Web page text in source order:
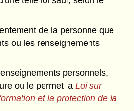
de la personne que
ou les renseignements
personnels,
où le permet laLoi sur
et la protection de la